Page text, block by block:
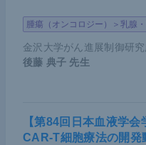
腫瘍（オンコロジー）＞乳腺
金沢大学がん進展制御研
後藤 典子 先生
【第84回日本血液学
CAR-T細胞療法の開